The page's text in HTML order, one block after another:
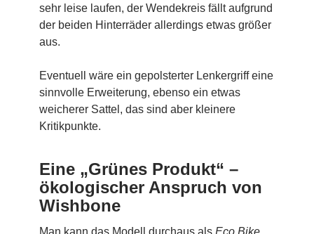
sehr leise laufen, der Wendekreis fällt aufgrund
der beiden Hinterräder allerdings etwas größer
aus.
Eventuell wäre ein gepolsterter Lenkergriff eine
sinnvolle Erweiterung, ebenso ein etwas
weicherer Sattel, das sind aber kleinere
Kritikpunkte.
Eine „Grünes Produkt“ –
ökologischer Anspruch von
Wishbone
Man kann das Modell durchaus als Eco Bike